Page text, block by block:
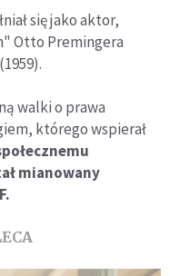
się jako aktor,
Otto Premingera
walki o prawa
którego wspierał
mianowany